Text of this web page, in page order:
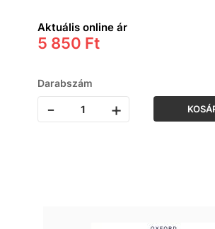
Aktuális online ár
5 850 Ft
Darabszám
- +